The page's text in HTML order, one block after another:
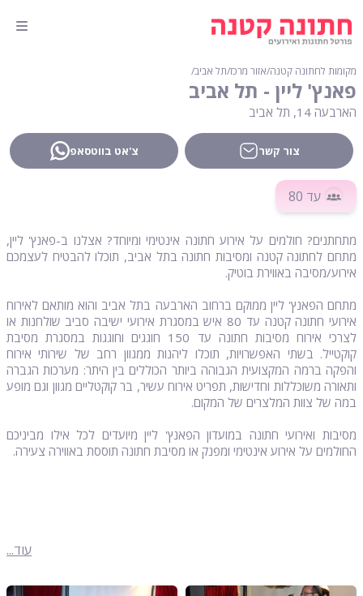
מקומות לחתונה קטנה∕אזור מרכז∕תל אביב∕
פאנץ' ליין - תל אביב
הארבעה 14, תל אביב
צור קשר צ'אט בווטסאפ
עד 80
מתחתנים? חולמים על אירוע חתונה אינטימי ומיוחד? אצלנו ב-פאנץ' ליין,
מתחם לחתונה קטנה ומסיבות חתונה בתל אביב, תוכלו להבטיח לעצמכם
אירוע/מסיבה באווירת בוטיק.
מתחם הפאנץ' ליין ממוקם ברחוב הארבעה בתל אביב והוא מותאם לאירוח
אירועי חתונה קטנה עד 80 איש במסגרת אירועי ישיבה סביב שולחנות או
לצרכי אירוח מסיבות חתונה עד 150 חוגגים וחוגגות במסגרת מסיבת
קוקטייל. בשתי האפשרויות, תוכלו ליהנות ממגוון רחב של שירותי אירוח
והפקה ברמה המקצועית הגבוהה ביותר הכוללים בין היתר: מערכות הגברה
ותאורה משוכללות וחדישות, תפריט אירוח עשיר, בר קוקטליים מגוון וגם מופע
במה של צוות המלצרים של המקום.
מסיבות ואירועי חתונה במועדון הפאנץ' ליין מיועדים לכל אילו מביניכם
החולמים על אירוע אינטימי ומפנק או מסיבת חתונה תוססת באווירה צעירה.
עוד...